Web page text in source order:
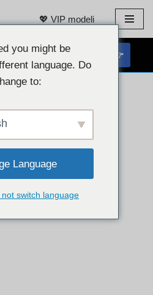
💖 VIP modeli
S SPLETNO KAMERO 👉
you might be
language. Do
to:
Language
switch language